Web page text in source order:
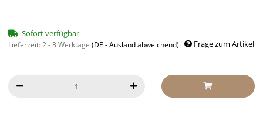
Sofort verfügbar
Lieferzeit:2 - 3 Werktage (DE - Ausland abweichend) Frage zum Artikel